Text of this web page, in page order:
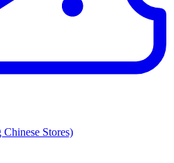
Stores)